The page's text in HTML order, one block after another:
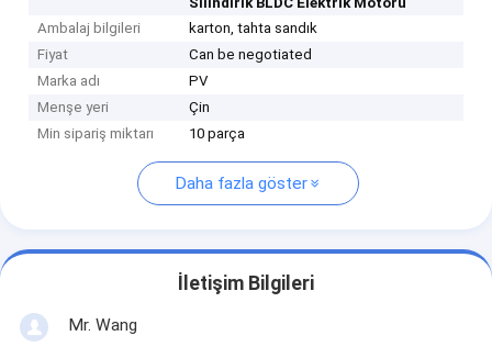
Ambalaj bilgileri
karton, tahta sandık
Fiyat
Can be negotiated
Marka adı
PV
Menşe yeri
Çin
Min sipariş miktarı
10 parça
Daha fazla göster
İletişim Bilgileri
Mr. Wang